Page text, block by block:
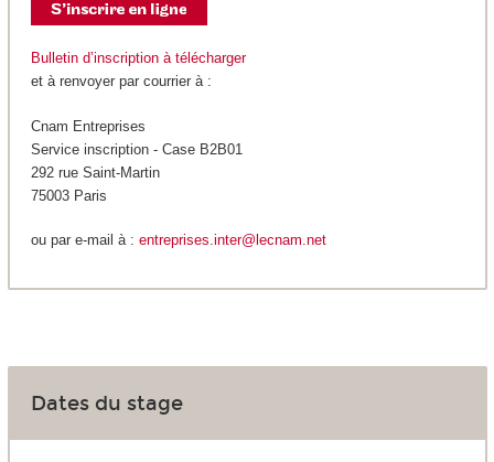
Bulletin d’inscription à télécharger
et à renvoyer par courrier à :
Cnam Entreprises
Service inscription - Case B2B01
292 rue Saint-Martin
75003 Paris
ou par e-mail à : entreprises.inter@lecnam.net
Dates du stage